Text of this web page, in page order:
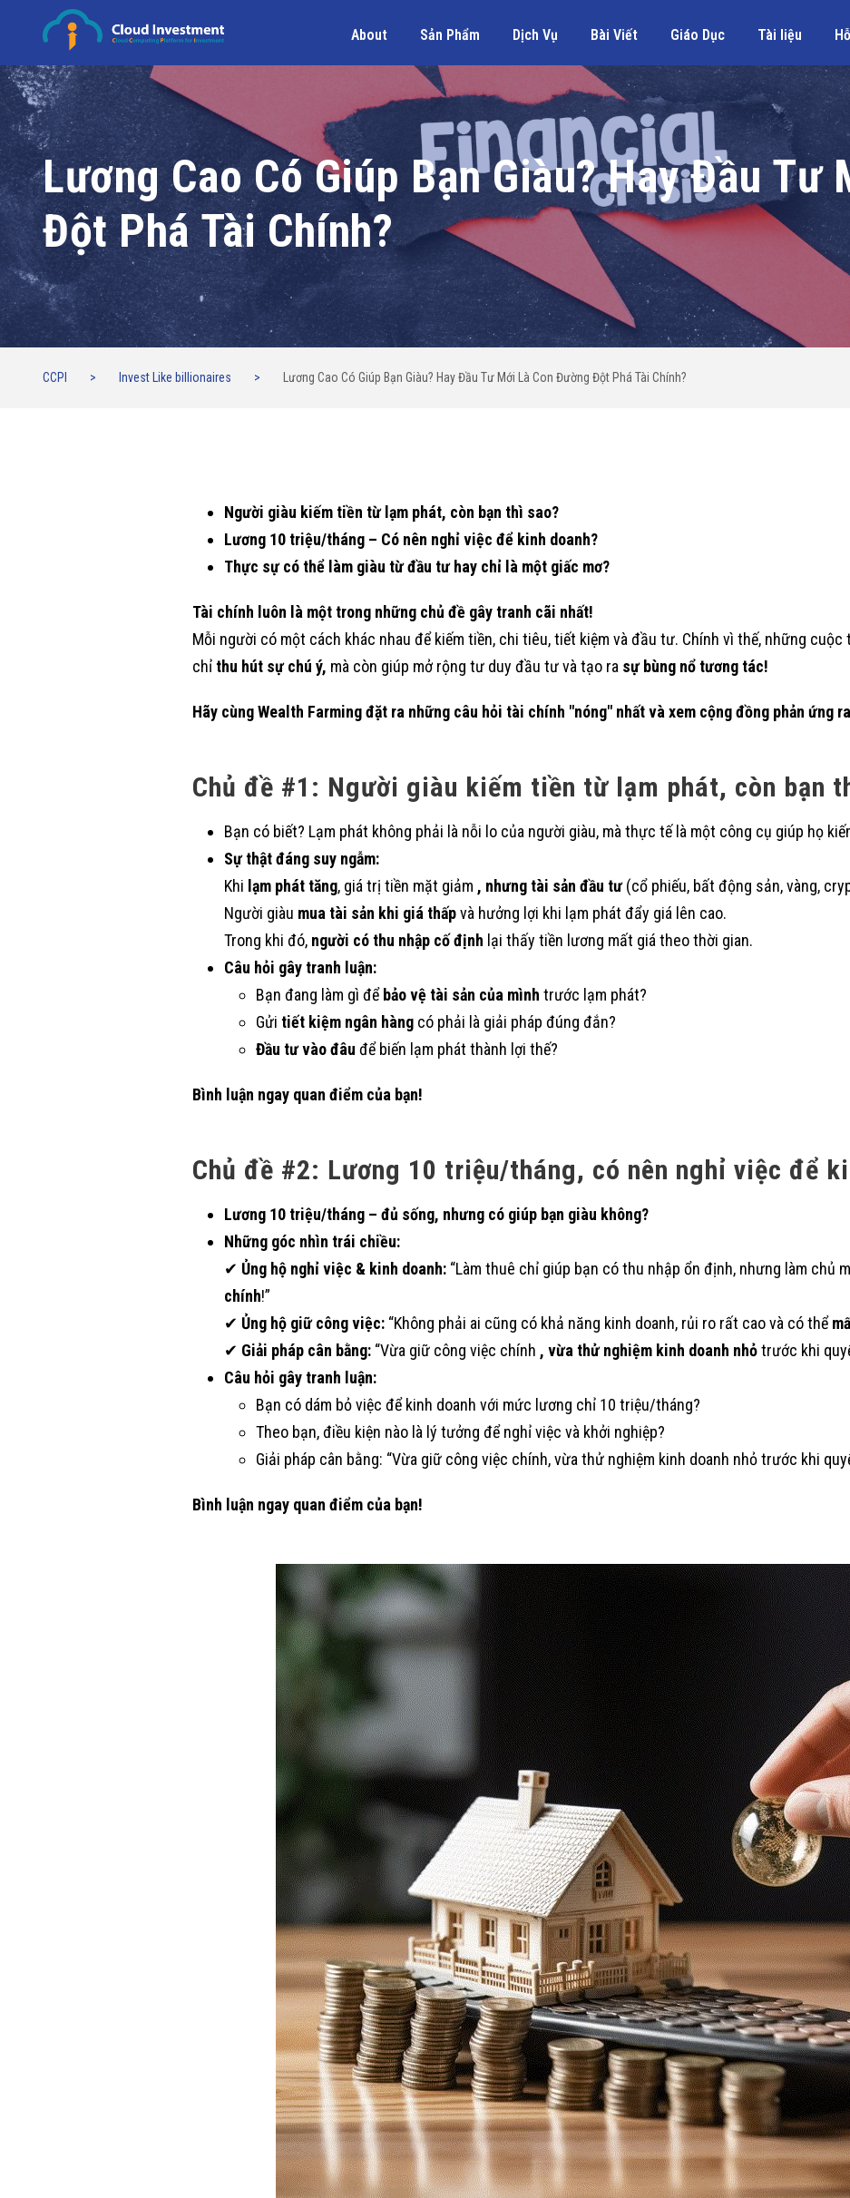
About Sản Phẩm Dịch Vụ Bài Viết Giáo Dục Tài liệu
Lương Cao Có Giúp Bạn Giàu? Hay Đầu Tư
Đột Phá Tài Chính?
CCPI > Invest Like billionaires > Lương Cao Có Giúp Bạn Giàu? Hay Đầu Tư Mới Là Con Đường Đột Phá Tài Chính?
Người giàu kiếm tiền từ lạm phát, còn bạn thì sao?
Lương 10 triệu/tháng – Có nên nghỉ việc để kinh doanh?
Thực sự có thể làm giàu từ đầu tư hay chỉ là một giấc mơ?
Tài chính luôn là một trong những chủ đề gây tranh cãi nhất!
Mỗi người có một cách khác nhau để kiếm tiền, chi tiêu, tiết kiệm và đầu tư. Chính vì thế, những
chỉthu hút sự chú ý, mà còn giúp mở rộng tư duy đầu tư và tạo ra sự bùng nổ tương tác!
Hãy cùng Wealth Farming đặt ra những câu hỏi tài chính "nóng" nhất và xem cộng đồng phản ứng
Chủ đề #1: Người giàu kiếm tiền từ lạm phát, còn bạn
Bạn có biết? Lạm phát không phải là nỗi lo của người giàu, mà thực tế là một công cụ giúp họ
Sự thật đáng suy ngẫm:
Khi lạm phát tăng, giá trị tiền mặt giảm , nhưng tài sản đầu tư(cổ phiếu, bất động sản, vàng,
Người giàu mua tài sản khi giá thấpvà hưởng lợi khi lạm phát đẩy giá lên cao.
Trong khi đó, người có thu nhập cố định lại thấy tiền lương mất giá theo thời gian.
Câu hỏi gây tranh luận:
Bạn đang làm gì để bảo vệ tài sản của mình trước lạm phát?
Gửi tiết kiệm ngân hàng có phải là giải pháp đúng đắn?
Đầu tư vào đâu để biến lạm phát thành lợi thế?
Bình luận ngay quan điểm của bạn!
Chủ đề #2: Lương 10 triệu/tháng, có nên nghỉ việc để
Lương 10 triệu/tháng – đủ sống, nhưng có giúp bạn giàu không?
Những góc nhìn trái chiều:
✔ Ủng hộ nghỉ việc & kinh doanh: “Làm thuê chỉ giúp bạn có thu nhập ổn định, nhưng làm chủ
chính!”
✔ Ủng hộ giữ công việc: “Không phải ai cũng có khả năng kinh doanh, rủi ro rất cao và có thể
✔ Giải pháp cân bằng: “Vừa giữ công việc chính , vừa thử nghiệm kinh doanh nhỏtrước khi
Câu hỏi gây tranh luận:
Bạn có dám bỏ việc để kinh doanh với mức lương chỉ 10 triệu/tháng?
Theo bạn, điều kiện nào là lý tưởng để nghỉ việc và khởi nghiệp?
Giải pháp cân bằng: “Vừa giữ công việc chính, vừa thử nghiệm kinh doanh nhỏ trước khi
Bình luận ngay quan điểm của bạn!